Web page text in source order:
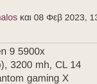
και 08 Φεβ 2023,
9 5900x
3200 mh, CL 14
gaming X